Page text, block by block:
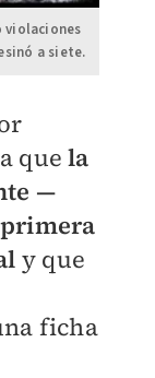
violaciones
a siete.
quela
—
y que
ficha